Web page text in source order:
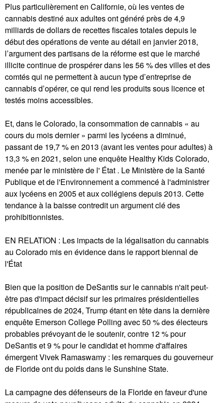
Plus particulièrement en Californie, où les ventes de
cannabis destiné aux adultes ont généré près de 4,9
milliards de dollars de recettes fiscales totales depuis le
début des opérations de vente au détail en janvier 2018,
l’argument des partisans de la réforme est que le marché
illicite continue de prospérer dans les 56 % des villes et des
comtés qui ne permettent à aucun type d’entreprise de
cannabis d’opérer, ce qui rend les produits sous licence et
testés moins accessibles.
Et, dans le Colorado, la consommation de cannabis « au
cours du mois dernier » parmi les lycéens a diminué,
passant de 19,7 % en 2013 (avant les ventes pour adultes) à
13,3 % en 2021, selon une enquête Healthy Kids Colorado,
menée par le ministère de l' État . Le Ministère de la Santé
Publique et de l'Environnement a commencé à l'administrer
aux lycéens en 2005 et aux collégiens depuis 2013. Cette
tendance à la baisse contredit un argument clé des
prohibitionnistes.
EN RELATION : Les impacts de la légalisation du cannabis
au Colorado mis en évidence dans le rapport biennal de
l'État
Bien que la position de DeSantis sur le cannabis n'ait peut-
être pas d'impact décisif sur les primaires présidentielles
républicaines de 2024, Trump étant en tête dans la dernière
enquête Emerson College Polling avec 50 % des électeurs
probables prévoyant de le soutenir, contre 12 % pour
DeSantis et 9 % pour le candidat et homme d'affaires
émergent Vivek Ramaswamy : les remarques du gouverneur
de Floride ont du poids dans le Sunshine State.
La campagne des défenseurs de la Floride en faveur d'une